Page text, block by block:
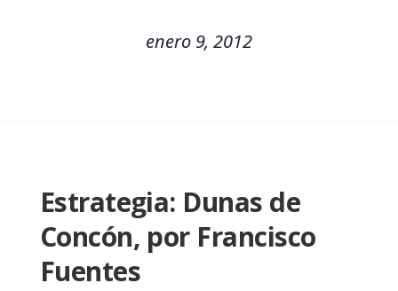
enero 9, 2012
Estrategia: Dunas de
Concón, por Francisco
Fuentes